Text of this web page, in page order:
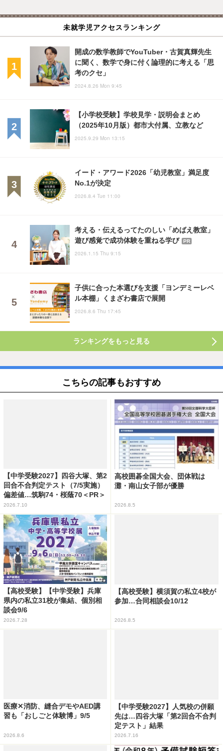
未就学児アクセスランキング
開成の数学教師でYouTuber・古賀真輝先生
に聞く、数学で身に付く論理的に考える「思
考のクセ」
2024.8.26 Mon 9:45
【小学校受験】学校見学・説明会まとめ
（2025年10月版）都市大付属、立教など
2025.9.29 Mon 13:15
イード・アワード2026「幼児教室」満足度
No.1が決定
2026.8.4 Tue 11:00
考える・伝えるってたのしい「めばえ教室」
遊び感覚で成功体験を重ねる学び
PR
2026.1.15 Thu 9:15
子供に合った本選びを支援「ヨンデミーレベ
ル本棚」くまざわ書店で展開
2026.8.6 Thu 17:45
ランキングをもっと見る
こちらの記事もおすすめ
【中学受験2027】四谷大塚、第2
回合不合判定テスト（7/5実施）
偏差値…筑駒74・桜蔭70＜PR＞
2026.7.10
高校囲碁全国大会、団体戦は
灘・南山女子部が優勝
2026.8.5
【高校受験】【中学受験】兵庫
県内の私立31校が集結、個別相
談会9/6
2026.7.28
【高校受験】横須賀の私立4校が
参加…合同相談会10/12
2026.8.5
医療✕消防、縫合デモやAED講
習も「おしごと体験博」9/5
2026.8.6
【中学受験2027】人気校の併願
先は…四谷大塚「第2回合不合判
定テスト」結果
2026.7.16